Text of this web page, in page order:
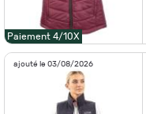
Paiement 4/10X
ajouté le 03/08/2026